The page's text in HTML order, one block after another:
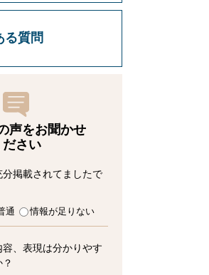
る質問
声をお聞かせ
ださい
掲載されてましたで
通 情報が足りない
、表現は分かりやす